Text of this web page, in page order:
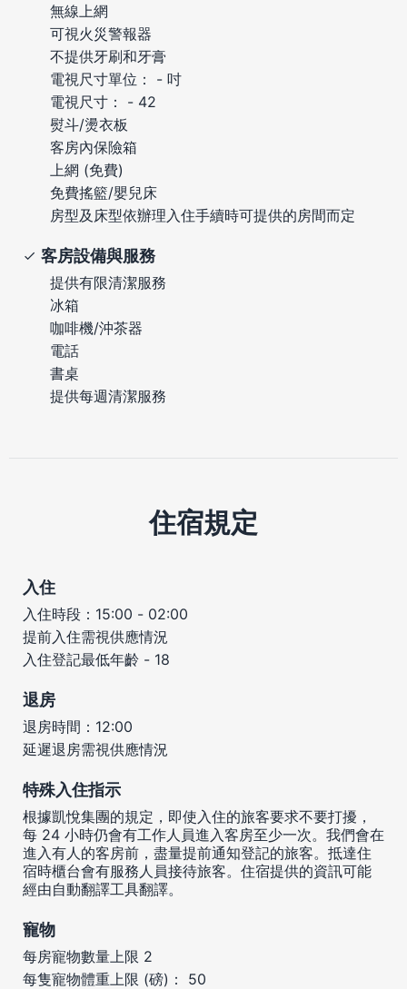
無線上網
可視火災警報器
不提供牙刷和牙膏
電視尺寸單位： - 吋
電視尺寸： - 42
熨斗/燙衣板
客房內保險箱
上網 (免費)
免費搖籃/嬰兒床
房型及床型依辦理入住手續時可提供的房間而定
客房設備與服務
提供有限清潔服務
冰箱
咖啡機/沖茶器
電話
書桌
提供每週清潔服務
住宿規定
入住
入住時段：15:00 - 02:00
提前入住需視供應情況
入住登記最低年齡 - 18
退房
退房時間：12:00
延遲退房需視供應情況
特殊入住指示
根據凱悅集團的規定，即使入住的旅客要求不要打擾，
每 24 小時仍會有工作人員進入客房至少一次。我們會在
進入有人的客房前，盡量提前通知登記的旅客。抵達住
宿時櫃台會有服務人員接待旅客。住宿提供的資訊可能
經由自動翻譯工具翻譯。
寵物
每房寵物數量上限 2
每隻寵物體重上限 (磅)： 50